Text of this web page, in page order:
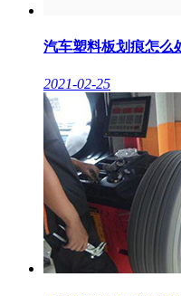
汽车塑料板划痕怎么
2021-02-25